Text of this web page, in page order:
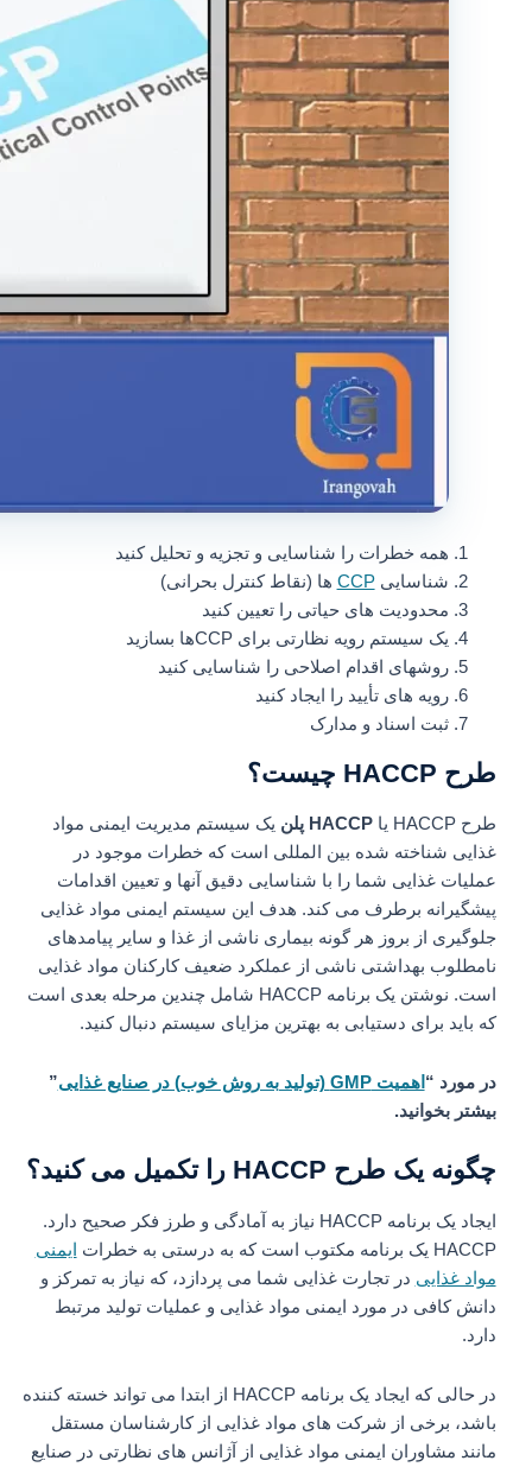
همه خطرات را شناسایی و تجزیه و تحلیل کنید
شناسایی CCPها (نقاط کنترل بحرانی)
محدودیت های حیاتی را تعیین کنید
یک سیستم رویه نظارتی برای CCPها بسازید
روشهای اقدام اصلاحی را شناسایی کنید
رویه های تأیید را ایجاد کنید
ثبت اسناد و مدارک
طرح HACCP چیست؟
طرح HACCP یا HACCP پلن
یک سیستم مدیریت ایمنی مواد
غذایی شناخته شده بین المللی است که خطرات موجود در
عملیات غذایی شما را با شناسایی دقیق آنها و تعیین اقدامات
پیشگیرانه برطرف می کند. هدف این سیستم ایمنی مواد غذایی
جلوگیری از بروز هر گونه بیماری ناشی از غذا و سایر پیامدهای
نامطلوب بهداشتی ناشی از عملکرد ضعیف کارکنان مواد غذایی
است. نوشتن یک برنامه HACCP شامل چندین مرحله بعدی است
که باید برای دستیابی به بهترین مزایای سیستم دنبال کنید.
در مورد “ اهمیت GMP (تولید به روش خوب) در صنایع غذایی
”
بیشتر بخوانید.
چگونه یک طرح HACCP را تکمیل می کنید؟
ایجاد یک برنامه HACCP نیاز به آمادگی و طرز فکر صحیح دارد.
HACCP یک برنامه مکتوب است که به درستی به خطرات
ایمنی
مواد غذاییدر تجارت غذایی شما می پردازد، که نیاز به تمرکز و
دانش کافی در مورد ایمنی مواد غذایی و عملیات تولید مرتبط
دارد.
در حالی که ایجاد یک برنامه HACCP از ابتدا می تواند خسته کننده
باشد، برخی از شرکت های مواد غذایی از کارشناسان مستقل
مانند مشاوران ایمنی مواد غذایی از آژانس های نظارتی در صنایع